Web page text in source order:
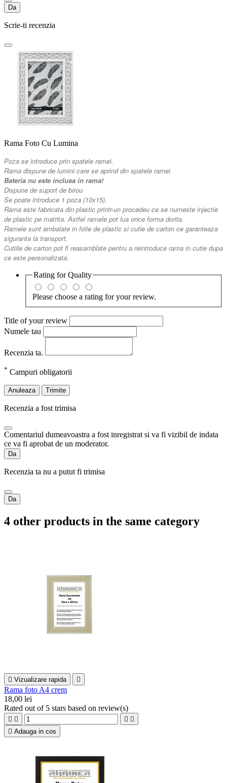
Da
Scrie-ti recenzia
Rama Foto Cu Lumina
Poza se introduce prin spatele ramei.
Rama dispune de lumini care se aprind din spatele ramei
Bateria nu este inclusa in rama!
Dispune de suport de birou
Se poate introduce 1 poza (10x15).
Rama este fabricata din plastic printr-un procedeu ce se numeste injectie
de plastic pe matrita. Astfel ramele pot lua orice forma dorita.
Ramele sunt ambalate in folie de plastic si cutie de carton ce garanteaza
siguranta la transport.
Cutiile de carton pot fi reasamblate pentru a reintroduce rama in cutie dupa
ce este personalizata.
Rating forQuality
Please choose a rating for your review.
Title of your review
Numele tau
Recenzia ta.
* Campuri obligatorii
Anuleaza Trimite
Recenzia a fost trimisa
Comentariul dumeavoastra a fost inregistrat si va fi vizibil de indata
ce va fi aprobat de un moderator.
Da
Recenzia ta nu a putut fi trimisa
Da
4 other products in the same category
 Vizualizare rapida 
Rama foto A4 crem
18,00 lei
Rated out of 5 stars based on review(s)
   
 Adauga in cos